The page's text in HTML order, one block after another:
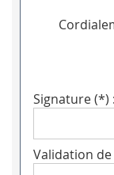
Signature (*) :
Validation